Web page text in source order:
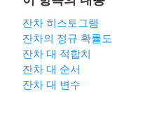
잔차 히스토그램
잔차의 정규 확률도
잔차 대 적합치
잔차 대 순서
잔차 대 변수